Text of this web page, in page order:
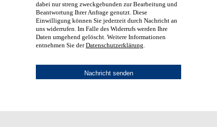
dabei nur streng zweckgebunden zur Bearbeitung und
Beantwortung Ihrer Anfrage genutzt. Diese
Einwilligung können Sie jederzeit durch Nachricht an
uns widerrufen. Im Falle des Widerrufs werden Ihre
Daten umgehend gelöscht. Weitere Informationen
entnehmen Sie derDatenschutzerklärung.